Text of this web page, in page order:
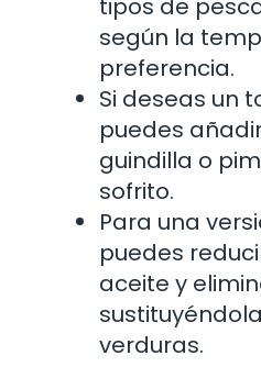
tipos de
según la
preferencia.
Si deseas un
puedes
guindilla o
sofrito.
Para una
puedes
aceite y
verduras.